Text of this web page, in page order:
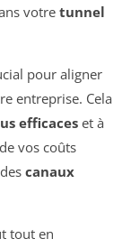
votre tunnel
pour aligner
entreprise. Cela
efficaces et à
vos coûts
canaux
tout en